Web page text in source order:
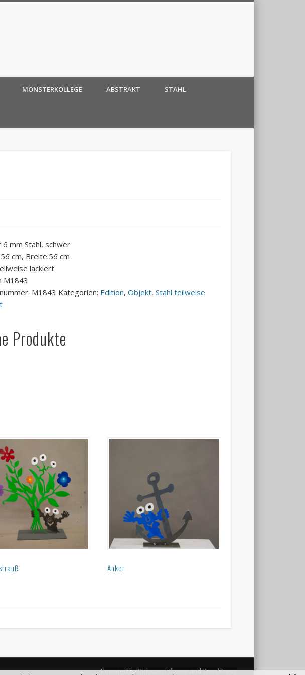
MONSTERKOLLEGE ABSTRAKT STAHL
6 mm Stahl, schwer
cm, Breite:56 cm
lackiert
M1843
M1843 Kategorien: Edition,Objekt,Stahl teilweise
Produkte
Anker
Powered byPinboard ThemeandWordPress